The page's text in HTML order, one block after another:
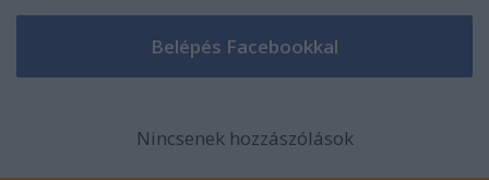
Nincsenek hozzászólások